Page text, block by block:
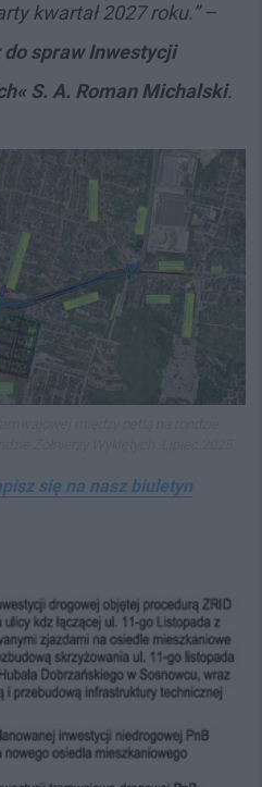
kwartał 2027 roku.” –
spraw Inwestycji
S. A. Roman Michalski.
się na nasz biuletyn